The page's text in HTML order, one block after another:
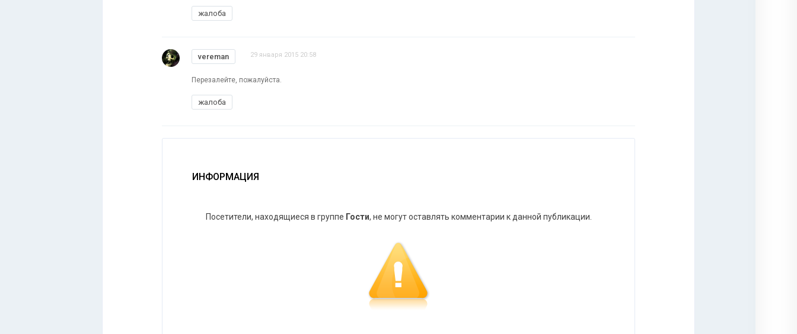
жалоба
vereman 29 января 2015 20:58
Перезалейте, пожалуйста.
жалоба
ИНФОРМАЦИЯ
Посетители, находящиеся в группе Гости, не могут оставлять комментарии к данной публикации.